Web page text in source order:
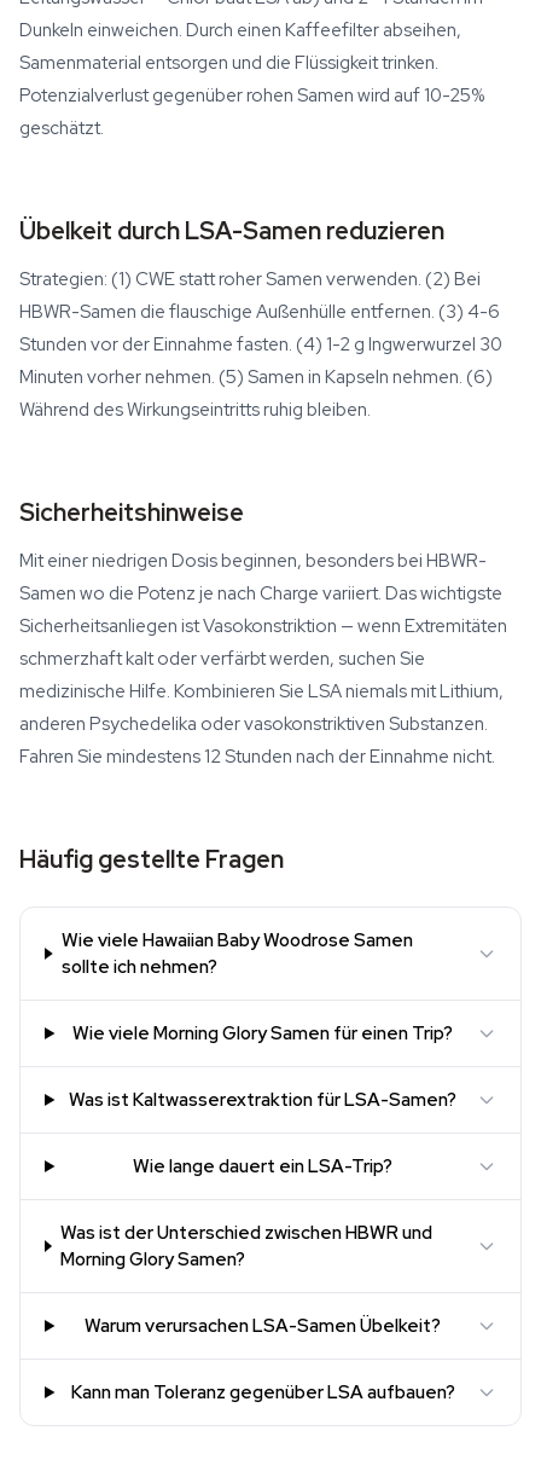
Dunkeln einweichen. Durch einen Kaffeefilter abseihen,
Samenmaterial entsorgen und die Flüssigkeit trinken.
Potenzialverlust gegenüber rohen Samen wird auf 10-25%
geschätzt.
Übelkeit durch LSA-Samen reduzieren
Strategien: (1) CWE statt roher Samen verwenden. (2) Bei
HBWR-Samen die flauschige Außenhülle entfernen. (3) 4-6
Stunden vor der Einnahme fasten. (4) 1-2 g Ingwerwurzel 30
Minuten vorher nehmen. (5) Samen in Kapseln nehmen. (6)
Während des Wirkungseintritts ruhig bleiben.
Sicherheitshinweise
Mit einer niedrigen Dosis beginnen, besonders bei HBWR-
Samen wo die Potenz je nach Charge variiert. Das wichtigste
Sicherheitsanliegen ist Vasokonstriktion — wenn Extremitäten
schmerzhaft kalt oder verfärbt werden, suchen Sie
medizinische Hilfe. Kombinieren Sie LSA niemals mit Lithium,
anderen Psychedelika oder vasokonstriktiven Substanzen.
Fahren Sie mindestens 12 Stunden nach der Einnahme nicht.
Häufig gestellte Fragen
Wie viele Hawaiian Baby Woodrose Samen
sollte ich nehmen?
Wie viele Morning Glory Samen für einen Trip?
Was ist Kaltwasserextraktion für LSA-Samen?
Wie lange dauert ein LSA-Trip?
Was ist der Unterschied zwischen HBWR und
Morning Glory Samen?
Warum verursachen LSA-Samen Übelkeit?
Kann man Toleranz gegenüber LSA aufbauen?